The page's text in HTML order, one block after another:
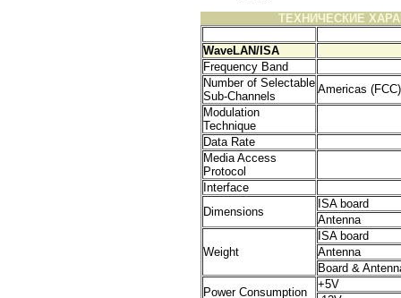
ТЕХНИЧЕСКИЕ
WaveLAN/ISA
Frequency Band
Number of Selectable
Sub-Channels
Americas (FCC)
Modulation
Technique
Data Rate
Media Access
Protocol
Interface
Dimensions
ISA board
Antenna
Weight
ISA board
Antenna
Board &
Power Consumption
+5V